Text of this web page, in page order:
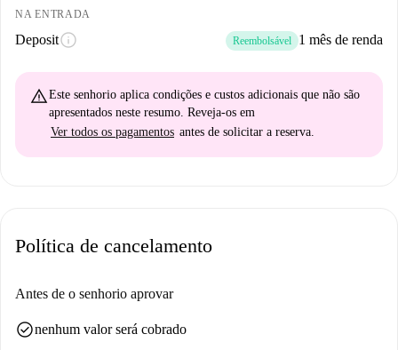
NA ENTRADA
Depositinfo Reembolsável 1 mês de renda
warning_amberEste senhorio aplica condições e custos adicionais que não são
apresentados neste resumo. Reveja-os em
Ver todos os pagamentos antes de solicitar a reserva.
Política de cancelamento
Antes de o senhorio aprovar
check_circlenenhum valor será cobrado